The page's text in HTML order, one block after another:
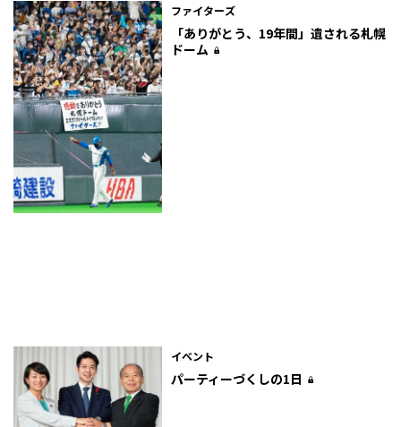
ファイターズ
「ありがとう、19年間」遺される札幌
ドーム
イベント
パーティーづくしの1日